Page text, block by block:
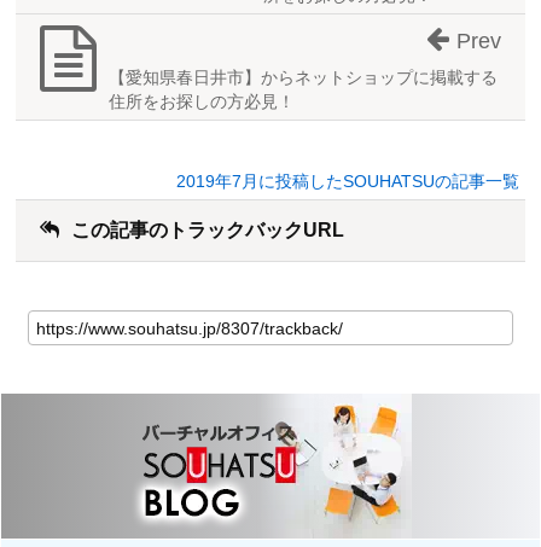
【愛知県春日井市】からネットショップに掲載する
住所をお探しの方必見！
Prev
2019年7月に投稿したSOUHATSUの記事一覧
この記事のトラックバックURL